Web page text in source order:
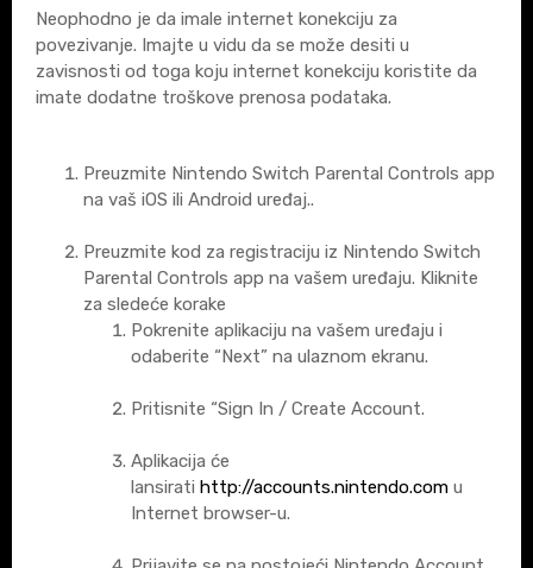
Neophodno je da imale internet konekciju za
povezivanje. Imajte u vidu da se može desiti u
zavisnosti od toga koju internet konekciju koristite da
imate dodatne troškove prenosa podataka.
Preuzmite Nintendo Switch Parental Controls app
na vaš iOS ili Android uređaj..
Preuzmite kod za registraciju iz Nintendo Switch
Parental Controls app na vašem uređaju. Kliknite
za sledeće korake
Pokrenite aplikaciju na vašem uređaju i
odaberite “Next” na ulaznom ekranu.
Pritisnite “Sign In / Create Account.
Aplikacija će
lansirati http://accounts.nintendo.com u
Internet browser-u.